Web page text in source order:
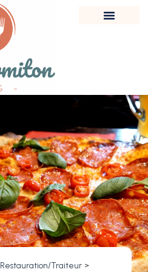
Restauration/Traiteur>